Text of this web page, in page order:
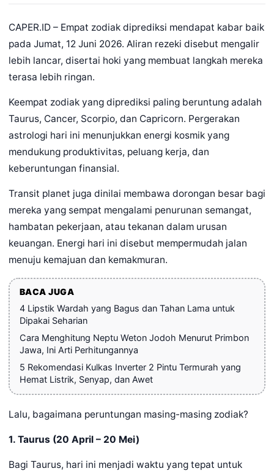
CAPER.ID – Empat zodiak diprediksi mendapat kabar baik
pada Jumat, 12 Juni 2026. Aliran rezeki disebut mengalir
lebih lancar, disertai hoki yang membuat langkah mereka
terasa lebih ringan.
Keempat zodiak yang diprediksi paling beruntung adalah
Taurus, Cancer, Scorpio, dan Capricorn. Pergerakan
astrologi hari ini menunjukkan energi kosmik yang
mendukung produktivitas, peluang kerja, dan
keberuntungan finansial.
Transit planet juga dinilai membawa dorongan besar bagi
mereka yang sempat mengalami penurunan semangat,
hambatan pekerjaan, atau tekanan dalam urusan
keuangan. Energi hari ini disebut mempermudah jalan
menuju kemajuan dan kemakmuran.
BACA JUGA
4 Lipstik Wardah yang Bagus dan Tahan Lama untuk
Dipakai Seharian
Cara Menghitung Neptu Weton Jodoh Menurut Primbon
Jawa, Ini Arti Perhitungannya
5 Rekomendasi Kulkas Inverter 2 Pintu Termurah yang
Hemat Listrik, Senyap, dan Awet
Lalu, bagaimana peruntungan masing-masing zodiak?
1. Taurus (20 April – 20 Mei)
Bagi Taurus, hari ini menjadi waktu yang tepat untuk